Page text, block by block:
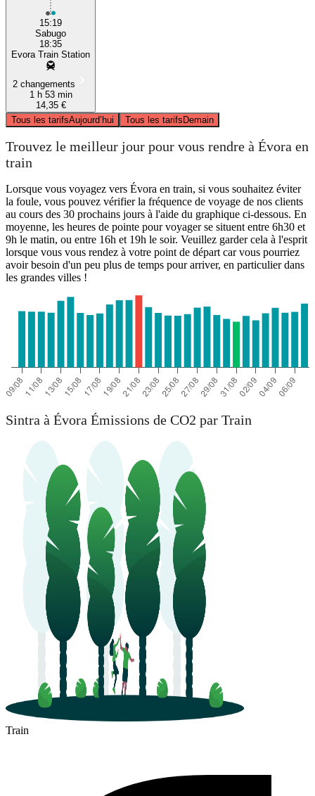
15:19
Sabugo
18:35
Evora Train Station
2 changements
1 h 53 min
14,35 €
Tous les tarifsAujourd’hui Tous les tarifsDemain
Trouvez le meilleur jour pour vous rendre à Évora en
train
Lorsque vous voyagez vers Évora en train, si vous souhaitez éviter
la foule, vous pouvez vérifier la fréquence de voyage de nos clients
au cours des 30 prochains jours à l'aide du graphique ci-dessous. En
moyenne, les heures de pointe pour voyager se situent entre 6h30 et
9h le matin, ou entre 16h et 19h le soir. Veuillez garder cela à l'esprit
lorsque vous vous rendez à votre point de départ car vous pourriez
avoir besoin d'un peu plus de temps pour arriver, en particulier dans
les grandes villes !
Sintra à Évora Émissions de CO2 par Train
Train